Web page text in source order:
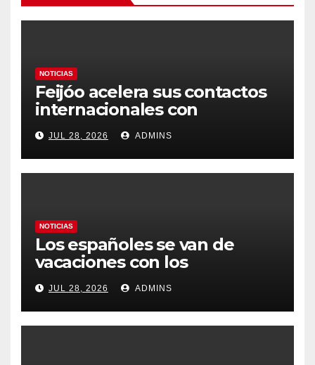
NOTICIAS
Feijóo acelera sus contactos
internacionales con
Latinoamérica como socio
prioritario en su agenda de
gobierno
JUL 28, 2026 ADMINS
NOTICIAS
Los españoles se van de
vacaciones con los
carburantes hasta un 21%
más caros que el año pasado
y los hoteles disparados
JUL 28, 2026 ADMINS